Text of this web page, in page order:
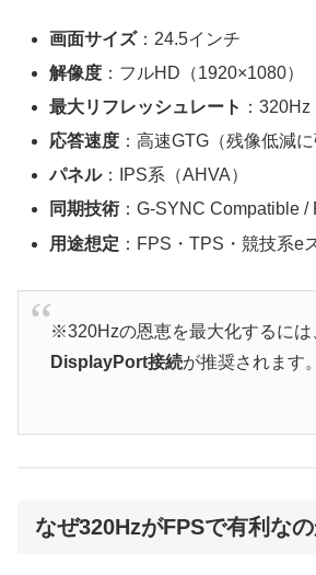
画面サイズ：24.5インチ
解像度 ：フルHD（1920×1080）
最大リフレッシュレート ：320Hz
応答速度 ：高速GTG（残像低減に
パネル：IPS系（AHVA）
同期技術 ：G-SYNC Compatible
用途想定 ：FPS・TPS・競技系e
※320Hzの恩恵を最大化するには
DisplayPort接続が推奨されます。
なぜ320HzがFPSで有利なの